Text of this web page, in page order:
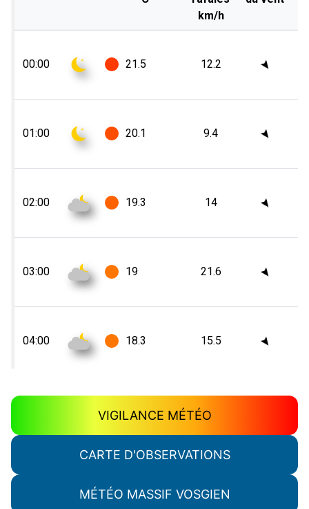
VIGILANCE MÉTÉO
CARTE D'OBSERVATIONS
MÉTÉO MASSIF VOSGIEN